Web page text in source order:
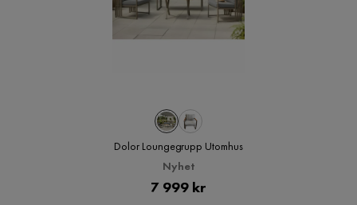
Dolor Loungegrupp Utomhus
Nyhet
Pris
7 999 kr